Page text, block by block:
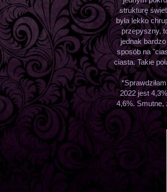
strukturę
była lekko
przepyszny,
jednak
sposób na
ciasta. Takie
2022 jest
4,6%. Smutne,